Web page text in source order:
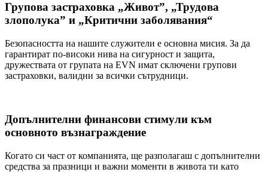
Групова застраховка „Живот”, „Трудова
злополука” и „Критични заболявания“
Безопасността на нашите служители е основна мисия. За да
гарантират по-високи нива на сигурност и защита,
дружествата от групата на EVN имат сключени групови
застраховки, валидни за всички сътрудници.
Допълнителни финансови стимули към
основното възнаграждение
Когато си част от компанията, ще разполагаш с допълнителни
средства за празници и важни моменти в живота ти като